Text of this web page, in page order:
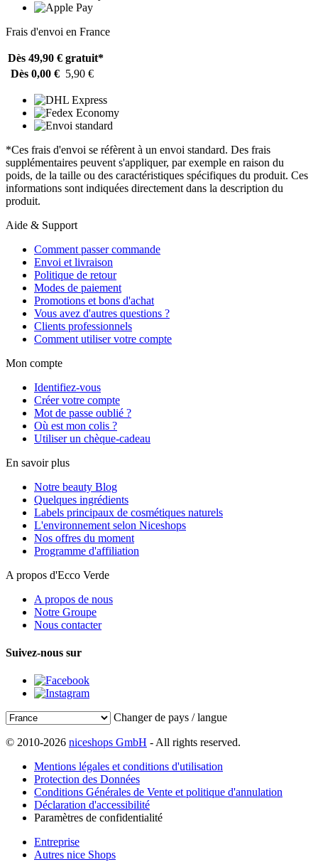
Frais d'envoi en France
Dès 49,90 € gratuit*
Dès 0,00 € 5,90 €
*Ces frais d'envoi se réfèrent à un envoi standard. Des frais
supplémentaires peuvent s'appliquer, par exemple en raison du
poids, de la taille ou des caractéristiques spécifiques du produit. Ces
informations sont indiquées directement dans la description du
produit.
Aide & Support
Comment passer commande
Envoi et livraison
Politique de retour
Modes de paiement
Promotions et bons d'achat
Vous avez d'autres questions ?
Clients professionnels
Comment utiliser votre compte
Mon compte
Identifiez-vous
Créer votre compte
Mot de passe oublié ?
Où est mon colis ?
Utiliser un chèque-cadeau
En savoir plus
Notre beauty Blog
Quelques ingrédients
Labels principaux de cosmétiques naturels
L'environnement selon Niceshops
Nos offres du moment
Programme d'affiliation
A propos d'Ecco Verde
A propos de nous
Notre Groupe
Nous contacter
Suivez-nous sur
Changer de pays / langue
© 2010-2026 niceshops GmbH - All rights reserved.
Mentions légales et conditions d'utilisation
Protection des Données
Conditions Générales de Vente et politique d'annulation
Déclaration d'accessibilité
Paramètres de confidentialité
Entreprise
Autres nice Shops